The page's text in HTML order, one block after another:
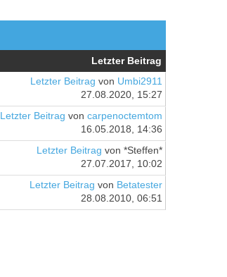
Letzter Beitrag
Letzter Beitrag von Umbi2911
27.08.2020, 15:27
Letzter Beitrag von carpenoctemtom
16.05.2018, 14:36
Letzter Beitrag von *Steffen*
27.07.2017, 10:02
Letzter Beitrag von Betatester
28.08.2010, 06:51